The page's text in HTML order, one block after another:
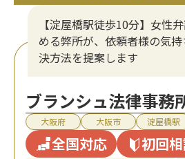
【淀屋橋駅徒歩10分】女性
める弊所が、依頼者様の気
決方法を提案します
ブランシュ法律事務
大阪府 大阪市 淀屋橋駅
全国対応 初回